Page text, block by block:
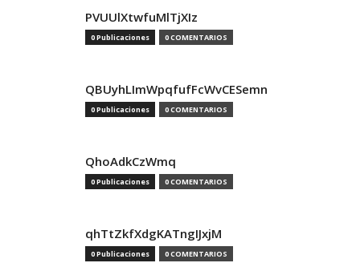
PVUUlXtwfuMlTjXIz
0 Publicaciones 0 COMENTARIOS
QBUyhLImWpqfufFcWvCESemn
0 Publicaciones 0 COMENTARIOS
QhoAdkCzWmq
0 Publicaciones 0 COMENTARIOS
qhTtZkfXdgKATngIJxjM
0 Publicaciones 0 COMENTARIOS